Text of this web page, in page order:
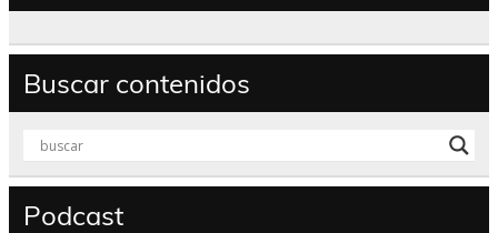
Buscar contenidos
Podcast